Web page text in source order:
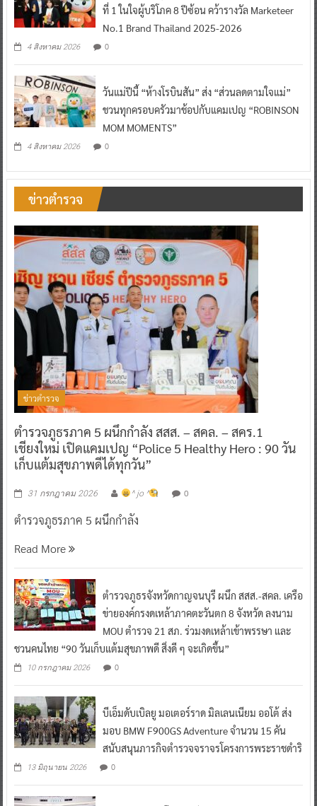
ที่ 1 ในใจผู้บริโภค 8 ปีซ้อน คว้ารางวัล Marketeer
No.1 Brand Thailand 2025-2026
4 สิงหาคม 2026 0
วันแม่ปีนี้ “ห้างโรบินสัน” ส่ง “ส่วนลดตามใจแม่”
ชวนทุกครอบครัวมาช้อปกับแคมเปญ “ROBINSON
MOM MOMENTS”
4 สิงหาคม 2026 0
ข่าวตำรวจ
ข่าวตำรวจ
ตำรวจภูธรภาค 5 ผนึกกำลัง สสส. – สคล. – สคร.1
เชียงใหม่ เปิดแคมเปญ “Police 5 Healthy Hero : 90 วัน
เก็บแต้มสุขภาพดีได้ทุกวัน”
31 กรกฎาคม 2026 ^ jo ^ 0
ตำรวจภูธรภาค 5 ผนึกกำลัง
Read More
ตำรวจภูธรจังหวัดกาญจนบุรี ผนึก สสส.-สคล. เครือ
ข่ายองค์กรงดเหล้าภาคตะวันตก 8 จังหวัด ลงนาม
MOU ตำรวจ 21 สภ. ร่วมงดเหล้าเข้าพรรษา และ
ชวนคนไทย “90 วันเก็บแต้มสุขภาพดี สิ่งดี ๆ จะเกิดขึ้น”
10 กรกฎาคม 2026 0
บีเอ็มดับเบิลยู มอเตอร์ราด มิลเลนเนียม ออโต้ ส่ง
มอบ BMW F900GS Adventure จำนวน 15 คัน
สนับสนุนภารกิจตำรวจจราจรโครงการพระราชดำริ
13 มิถุนายน 2026 0